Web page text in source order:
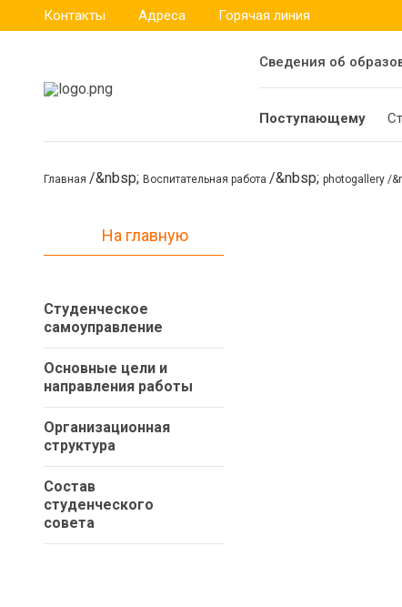
Контакты Адреса Горячая линия
Сведения об
Поступающему
Главная Воспитательная работа photogallery
На главную
Студенческое
самоуправление
Основные цели и
направления работы
Организационная
структура
Состав
студенческого
совета